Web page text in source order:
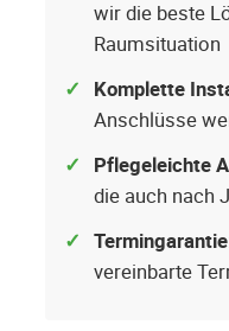
wir die beste
Raumsituation
Komplette
Anschlüsse
Pflegeleichte
die auch nach
Termingarantie
vereinbarte